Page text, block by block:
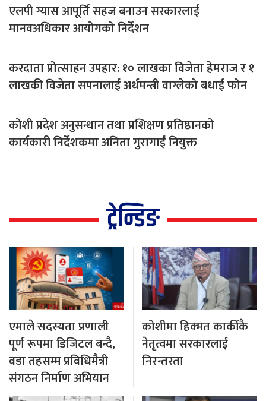
एलपी ग्यास आपूर्ति सहज बनाउन सरकारलाई
मानवअधिकार आयोगको निर्देशन
करदाता प्रोत्साहन उपहार: १० लाखका विजेता हेमराज र १
लाखकी विजेता सपनालाई अर्थमन्त्री वाग्लेको बधाई फोन
कोशी प्रदेश अनुसन्धान तथा प्रशिक्षण प्रतिष्ठानको
कार्यकारी निर्देशकमा अनिता गुरागाईं नियुक्त
ट्रेन्डिङ
एमाले सदस्यता प्रणाली
पूर्ण रूपमा डिजिटल बन्दै,
वडा तहसम्म प्रविधिमैत्री
संगठन निर्माण अभियान
कोशीमा हिक्मत कार्कीकै
नेतृत्वमा सरकारलाई
निरन्तरता